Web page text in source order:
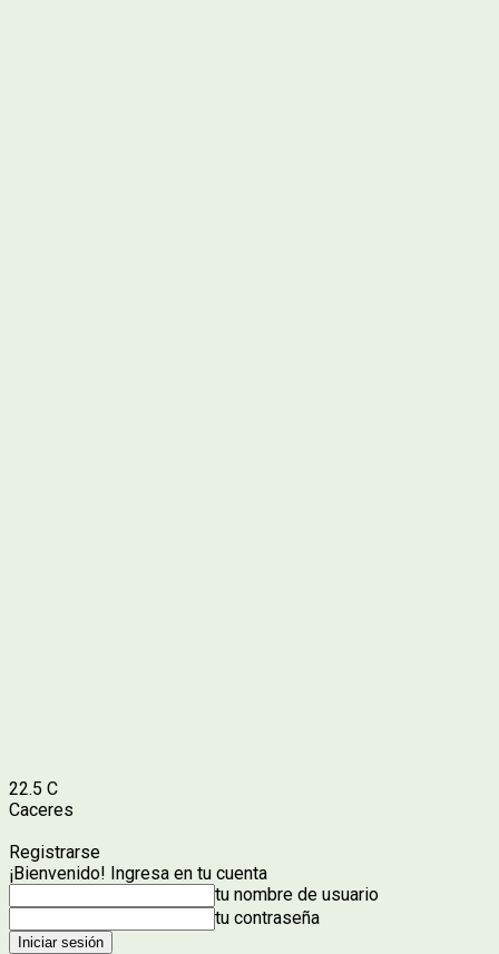
22.5 C
Caceres
Registrarse
¡Bienvenido! Ingresa en tu cuenta
tu nombre de usuario
tu contraseña